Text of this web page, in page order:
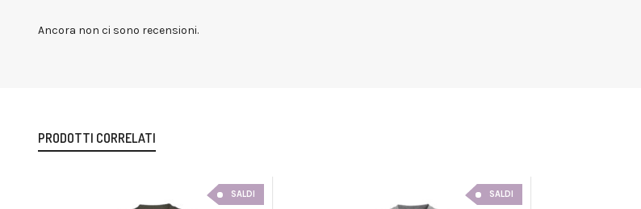
Ancora non ci sono recensioni.
PRODOTTI CORRELATI
SALDI SALDI